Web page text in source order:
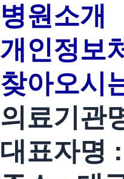
병원소개
개인정보
찾아오시
의료기관
대표자명